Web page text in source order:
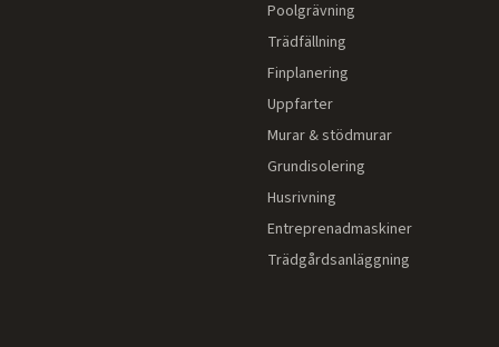
Poolgrävning
Trädfällning
Finplanering
Uppfarter
Murar & stödmurar
Grundisolering
Husrivning
Entreprenadmaskiner
Trädgårdsanläggning